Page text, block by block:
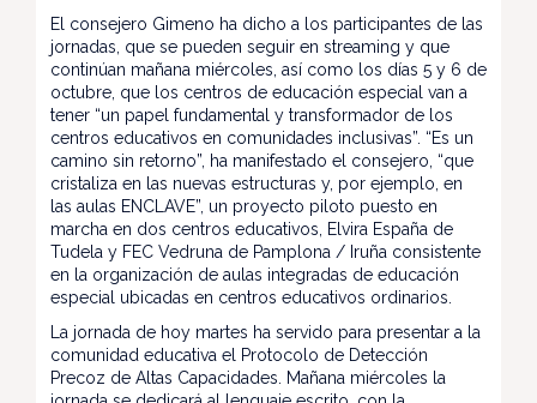
El consejero Gimeno ha dicho a los participantes de las
jornadas, que se pueden seguir en streaming y que
continúan mañana miércoles, así como los días 5 y 6 de
octubre, que los centros de educación especial van a
tener “un papel fundamental y transformador de los
centros educativos en comunidades inclusivas”. “Es un
camino sin retorno”, ha manifestado el consejero, “que
cristaliza en las nuevas estructuras y, por ejemplo, en
las aulas ENCLAVE”, un proyecto piloto puesto en
marcha en dos centros educativos, Elvira España de
Tudela y FEC Vedruna de Pamplona / Iruña consistente
en la organización de aulas integradas de educación
especial ubicadas en centros educativos ordinarios.
La jornada de hoy martes ha servido para presentar a la
comunidad educativa el Protocolo de Detección
Precoz de Altas Capacidades. Mañana miércoles la